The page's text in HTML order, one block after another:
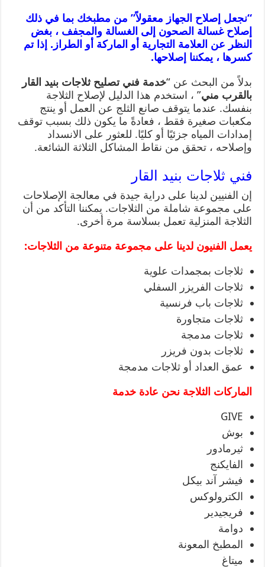
“نجعل إصلاح الجهاز معقولاً” من مطبخك بما في ذلك
إصلاح غسالة الصحون إلى الغسالة والمجفف ، بغض
النظر عن العلامة التجارية أو الماركة أو الطراز. إذا تم
كسرها ، يمكننا إصلاحها.
بدلاً من البحث عن “خدمة فني تصليح ثلاجات بنيد القار
بالقرب مني” ، استخدم هذا الدليل لإصلاح الثلاجة
بنفسك. عندما يتوقف صانع الثلج عن العمل أو ينتج
مكعبات صغيرة فقط ، فعادةً ما يكون ذلك بسبب توقف
إمدادات المياه جزئيًا أو كليًا. للعثور على الانسداد
وإصلاحه ، تحقق من نقاط المشاكل الثلاثة الشائعة.
فني ثلاجات بنيد القار
إن الفنيين لدينا على دراية جيدة في معالجة الإصلاحات
على مجموعة شاملة من الثلاجات. يمكننا التأكد من أن
الثلاجة المنزلية تعمل بسلاسة مرة أخرى.
يعمل الفنيون لدينا على مجموعة متنوعة من الثلاجات:
ثلاجات بمجمدات علوية
ثلاجات الفريزر السفلي
ثلاجات باب فرنسية
ثلاجات متجاورة
ثلاجات مدمجة
ثلاجات بدون فريزر
عمق العداد أو ثلاجات مدمجة
الماركات الثلاجة نحن عادة خدمة
GIVE
بوش
ثيرمادور
الفايكنج
فيشر آند بيكل
الكترولوكس
فريجيدير
دوامة
المطبخ المعونة
ميتاغ